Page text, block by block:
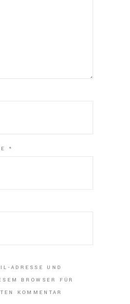
*
ADRESSE UND
BROWSER FÜR
KOMMENTAR